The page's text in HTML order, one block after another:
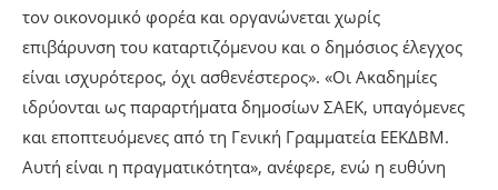
τον οικονομικό φορέα και οργανώνεται χωρίς
επιβάρυνση του καταρτιζόμενου και ο δημόσιος έλεγχος
είναι ισχυρότερος, όχι ασθενέστερος». «Οι Ακαδημίες
ιδρύονται ως παραρτήματα δημοσίων ΣΑΕΚ, υπαγόμενες
και εποπτευόμενες από τη Γενική Γραμματεία ΕΕΚΔΒΜ.
Αυτή είναι η πραγματικότητα», ανέφερε, ενώ η ευθύνη